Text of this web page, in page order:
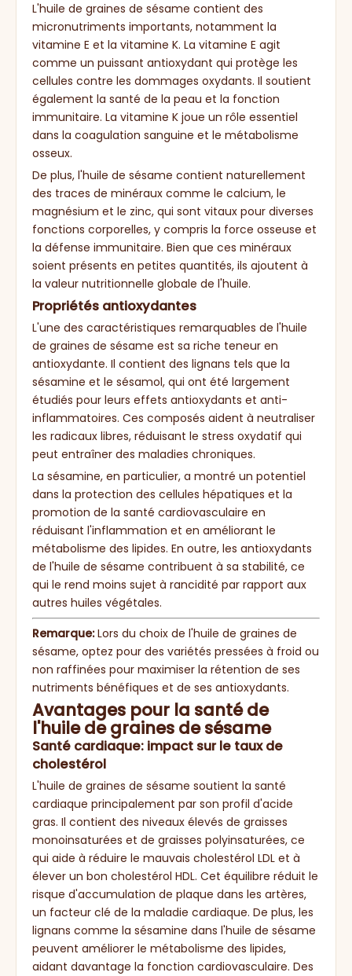
L'huile de graines de sésame contient des
micronutriments importants, notamment la
vitamine E et la vitamine K. La vitamine E agit
comme un puissant antioxydant qui protège les
cellules contre les dommages oxydants. Il soutient
également la santé de la peau et la fonction
immunitaire. La vitamine K joue un rôle essentiel
dans la coagulation sanguine et le métabolisme
osseux.
De plus, l'huile de sésame contient naturellement
des traces de minéraux comme le calcium, le
magnésium et le zinc, qui sont vitaux pour diverses
fonctions corporelles, y compris la force osseuse et
la défense immunitaire. Bien que ces minéraux
soient présents en petites quantités, ils ajoutent à
la valeur nutritionnelle globale de l'huile.
Propriétés antioxydantes
L'une des caractéristiques remarquables de l'huile
de graines de sésame est sa riche teneur en
antioxydante. Il contient des lignans tels que la
sésamine et le sésamol, qui ont été largement
étudiés pour leurs effets antioxydants et anti-
inflammatoires. Ces composés aident à neutraliser
les radicaux libres, réduisant le stress oxydatif qui
peut entraîner des maladies chroniques.
La sésamine, en particulier, a montré un potentiel
dans la protection des cellules hépatiques et la
promotion de la santé cardiovasculaire en
réduisant l'inflammation et en améliorant le
métabolisme des lipides. En outre, les antioxydants
de l'huile de sésame contribuent à sa stabilité, ce
qui le rend moins sujet à rancidité par rapport aux
autres huiles végétales.
Remarque:Lors du choix de l'huile de graines de
sésame, optez pour des variétés pressées à froid ou
non raffinées pour maximiser la rétention de ses
nutriments bénéfiques et de ses antioxydants.
Avantages pour la santé de
l'huile de graines de sésame
Santé cardiaque: impact sur le taux de
cholestérol
L'huile de graines de sésame soutient la santé
cardiaque principalement par son profil d'acide
gras. Il contient des niveaux élevés de graisses
monoinsaturées et de graisses polyinsaturées, ce
qui aide à réduire le mauvais cholestérol LDL et à
élever un bon cholestérol HDL. Cet équilibre réduit le
risque d'accumulation de plaque dans les artères,
un facteur clé de la maladie cardiaque. De plus, les
lignans comme la sésamine dans l'huile de sésame
peuvent améliorer le métabolisme des lipides,
aidant davantage la fonction cardiovasculaire. Des